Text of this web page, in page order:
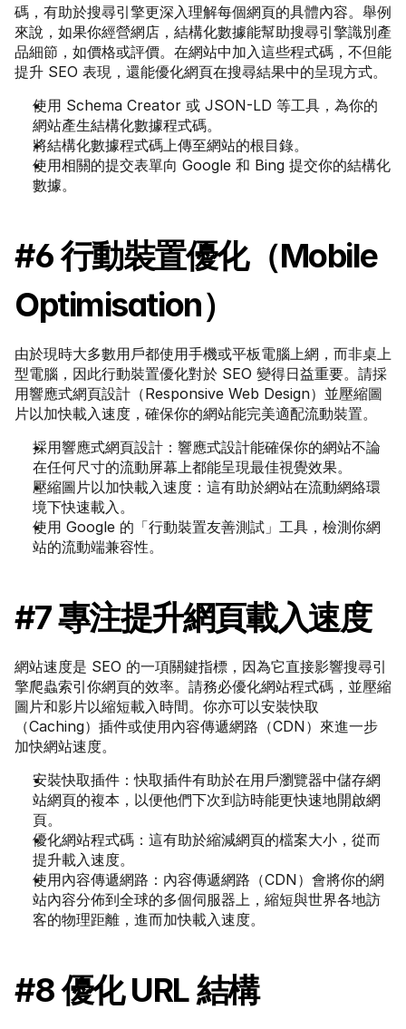
碼，有助於搜尋引擎更深入理解每個網頁的具體內容。舉例
來說，如果你經營網店，結構化數據能幫助搜尋引擎識別產
品細節，如價格或評價。在網站中加入這些程式碼，不但能
提升 SEO 表現，還能優化網頁在搜尋結果中的呈現方式。
使用 Schema Creator 或 JSON-LD 等工具，為你的
網站產生結構化數據程式碼。
將結構化數據程式碼上傳至網站的根目錄。
使用相關的提交表單向 Google 和 Bing 提交你的結構化
數據。
#6 行動裝置優化（Mobile
Optimisation）
由於現時大多數用戶都使用手機或平板電腦上網，而非桌上
型電腦，因此行動裝置優化對於 SEO 變得日益重要。請採
用響應式網頁設計（Responsive Web Design）並壓縮圖
片以加快載入速度，確保你的網站能完美適配流動裝置。
採用響應式網頁設計：響應式設計能確保你的網站不論
在任何尺寸的流動屏幕上都能呈現最佳視覺效果。
壓縮圖片以加快載入速度：這有助於網站在流動網絡環
境下快速載入。
使用 Google 的「行動裝置友善測試」工具，檢測你網
站的流動端兼容性。
#7 專注提升網頁載入速度
網站速度是 SEO 的一項關鍵指標，因為它直接影響搜尋引
擎爬蟲索引你網頁的效率。請務必優化網站程式碼，並壓縮
圖片和影片以縮短載入時間。你亦可以安裝快取
（Caching）插件或使用內容傳遞網路（CDN）來進一步
加快網站速度。
安裝快取插件：快取插件有助於在用戶瀏覽器中儲存網
站網頁的複本，以便他們下次到訪時能更快速地開啟網
頁。
優化網站程式碼：這有助於縮減網頁的檔案大小，從而
提升載入速度。
使用內容傳遞網路：內容傳遞網路（CDN）會將你的網
站內容分佈到全球的多個伺服器上，縮短與世界各地訪
客的物理距離，進而加快載入速度。
#8 優化 URL 結構